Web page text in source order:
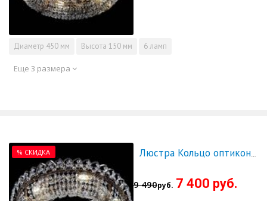
Диаметр 450 мм Высота 150 мм 6 ламп
Еще 3 размера
% СКИДКА Люстра Кольцо оптикон 500 - СКИДКА!!!
9 490руб. 7 400 руб.